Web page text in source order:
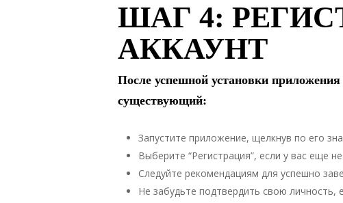
ШАГ 4:
АККАУНТ
После успешной установки
существующий:
Запустите приложение, щелкнув по его
Выберите “Регистрация”, если у вас еще
Следуйте рекомендациям для успешно
Не забудьте подтвердить свою личность,